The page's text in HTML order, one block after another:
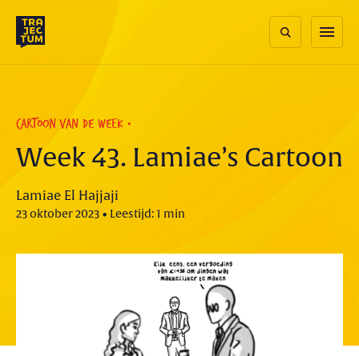
content
menu
CARTOON VAN DE WEEK
Week 43. Lamiae’s Cartoon
Lamiae El Hajjaji
23 oktober 2023 • Leestijd: 1 min